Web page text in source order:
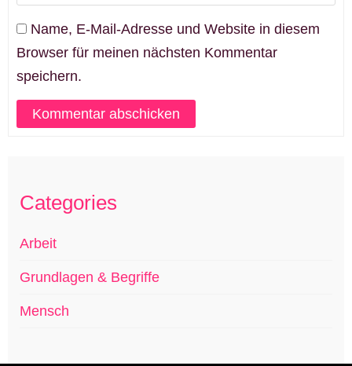
Name, E-Mail-Adresse und Website in diesem
Browser für meinen nächsten Kommentar
speichern.
Categories
Arbeit
Grundlagen & Begriffe
Mensch